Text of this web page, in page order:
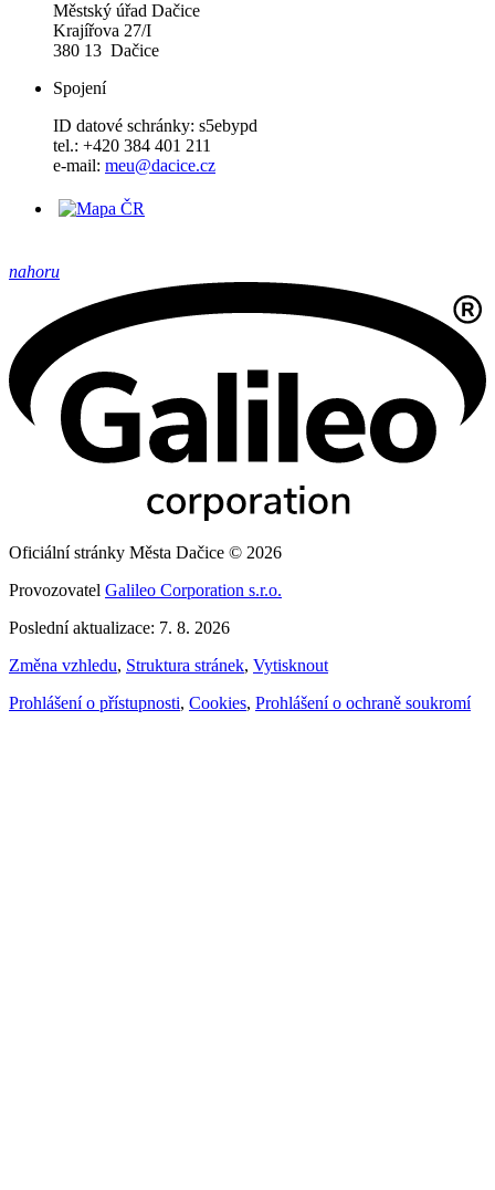
Městský úřad Dačice
Krajířova 27/I
380 13 Dačice
Spojení
ID datové schránky: s5ebypd
tel.: +420 384 401 211
e-mail: meu@dacice.cz
nahoru
Oficiální stránky Města Dačice © 2026
Provozovatel Galileo Corporation s.r.o.
Poslední aktualizace: 7. 8. 2026
Změna vzhledu, Struktura stránek, Vytisknout
Prohlášení o přístupnosti, Cookies, Prohlášení o ochraně soukromí